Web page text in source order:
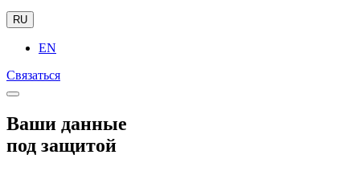
RU
EN
Связаться
Ваши данные
под защитой